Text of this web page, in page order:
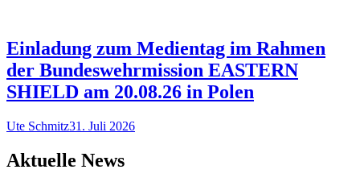
Einladung zum Medientag im Rahmen
der Bundeswehrmission EASTERN
SHIELD am 20.08.26 in Polen
Ute Schmitz31. Juli 2026
Aktuelle News